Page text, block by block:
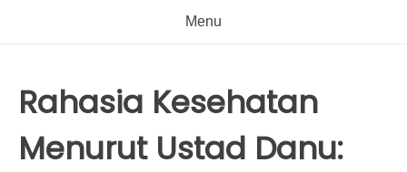
Menu
Rahasia Kesehatan
Menurut Ustad Danu: